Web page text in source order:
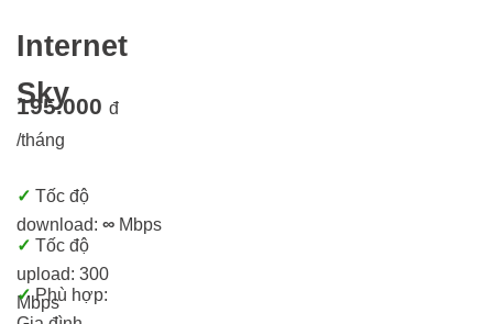
Internet
Sky
195.000 đ
/tháng
✓ Tốc độ
download: ∞ Mbps
✓ Tốc độ
upload: 300
Mbps
✓Phù hợp: